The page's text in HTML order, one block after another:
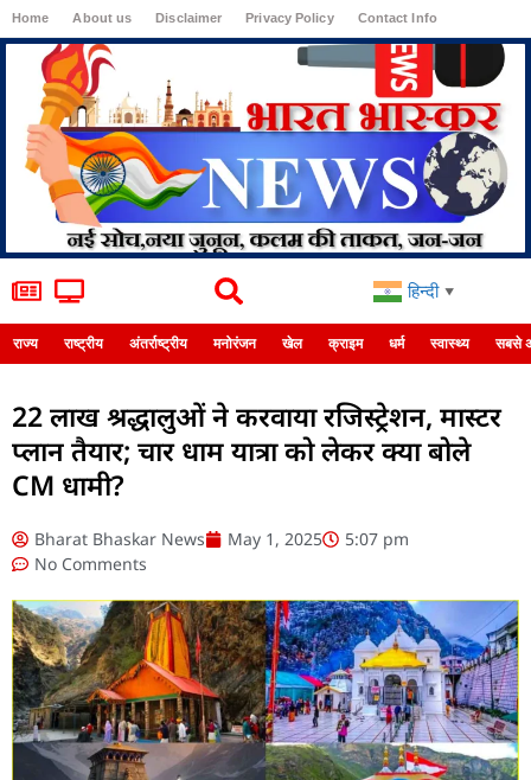
Home About us Disclaimer Privacy Policy Contact Info
हिन्दी ▼
राज्य राष्ट्रीय अंतर्राष्ट्रीय मनोरंजन खेल क्राइम धर्म स्वास्थ्य सबसे
22 लाख श्रद्धालुओं ने करवाया रजिस्ट्रेशन, मास्टर
प्लान तैयार; चार धाम यात्रा को लेकर क्या बोले
CM धामी?
Bharat Bhaskar News May 1, 2025
5:07 pm
No Comments